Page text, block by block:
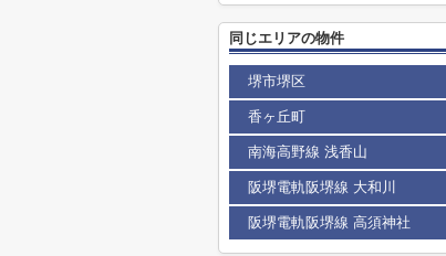
同じエリアの物件
堺市堺区
香ヶ丘町
南海高野線 浅香山
阪堺電軌阪堺線 大和川
阪堺電軌阪堺線 高須神社